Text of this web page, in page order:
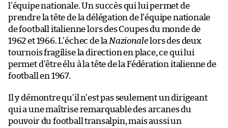
l’équipe nationale. Un succès qui lui permet de
prendre la tête de la délégation de l’équipe nationale
de football italienne lors des Coupes du monde de
1962 et 1966. L’échec de la Nazionalelors des deux
tournois fragilise la direction en place, ce qui lui
permet d’être élu à la tête de la Fédération italienne de
football en 1967.
Il y démontre qu’il n’est pas seulement un dirigeant
qui a une maîtrise remarquable des arcanes du
pouvoir du football transalpin, mais aussi un